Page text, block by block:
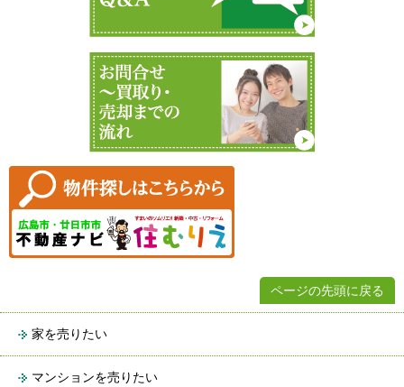
ページの先頭に戻る
家を売りたい
マンションを売りたい